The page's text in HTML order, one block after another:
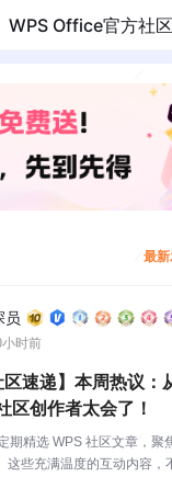
WPS Office官方社区
最
员
小时前
区速递】本周热议：
区创作者太会了！
精选 WPS 社区文章，聚
这些充满温度的互动内容，